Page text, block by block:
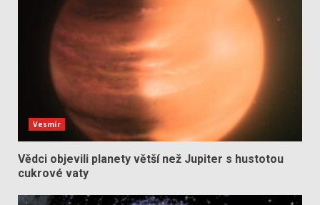
Vesmír
Vědci objevili planety větší než Jupiter s hustotou
cukrové vaty